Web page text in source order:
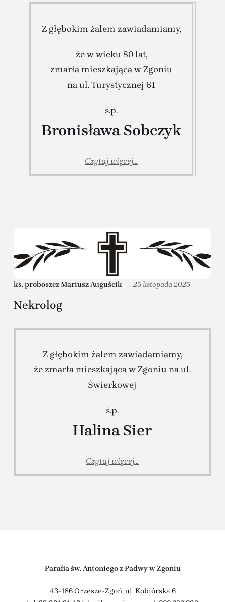
Z głębokim żalem zawiadamiamy,
że w wieku 80 lat,
zmarła mieszkająca w Zgoniu
na ul. Turystycznej 61
ś.p.
Bronisława Sobczyk
Czytaj więcej...
ks. proboszcz Mariusz Auguścik 25 listopada 2025
Nekrolog
Z głębokim żalem zawiadamiamy,
że zmarła mieszkająca w Zgoniu na ul.
Świerkowej
ś.p.
Halina Sier
Czytaj więcej...
Parafia św. Antoniego z Padwy w Zgoniu
43-186 Orzesze-Zgoń, ul. Kobiórska 6